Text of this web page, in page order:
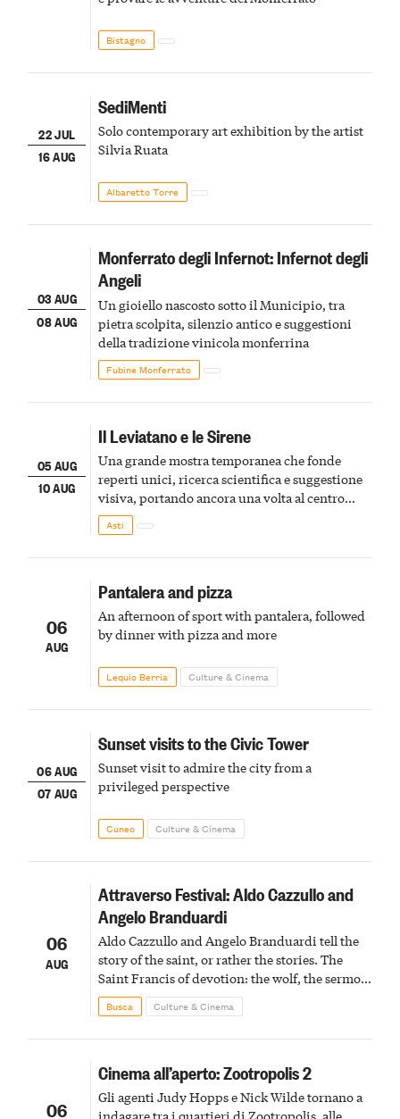
Bistagno
22 JUL
16 AUG
SediMenti
Solo contemporary art exhibition by the artist
Silvia Ruata
Albaretto Torre
03 AUG
08 AUG
Monferrato degli Infernot: Infernot degli
Angeli
Un gioiello nascosto sotto il Municipio, tra
pietra scolpita, silenzio antico e suggestioni
della tradizione vinicola monferrina
Fubine Monferrato
05 AUG
10 AUG
Il Leviatano e le Sirene
Una grande mostra temporanea che fonde
reperti unici, ricerca scientifica e suggestione
visiva, portando ancora una volta al centro
della scena le meraviglie del passato astigiano
Asti
06
AUG
Pantalera and pizza
An afternoon of sport with pantalera, followed
by dinner with pizza and more
Lequio Berria Culture & Cinema
06 AUG
07 AUG
Sunset visits to the Civic Tower
Sunset visit to admire the city from a
privileged perspective
Cuneo Culture & Cinema
06
AUG
Attraverso Festival: Aldo Cazzullo and
Angelo Branduardi
Aldo Cazzullo and Angelo Branduardi tell the
story of the saint, or rather the stories. The
Saint Francis of devotion: the wolf, the sermon
to the birds, the stigmata
Busca Culture & Cinema
06
Cinema all’aperto: Zootropolis 2
Gli agenti Judy Hopps e Nick Wilde tornano a
indagare tra i quartieri di Zootropolis, alle